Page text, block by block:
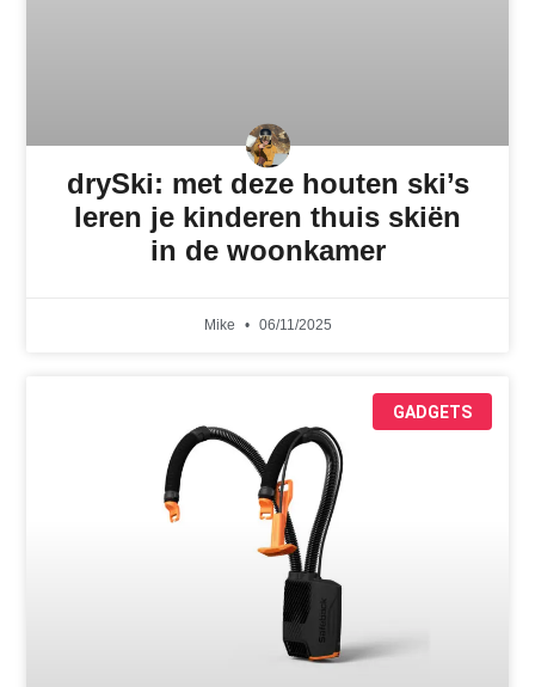
drySki: met deze houten ski’s
leren je kinderen thuis skiën
in de woonkamer
Mike 06/11/2025
GADGETS